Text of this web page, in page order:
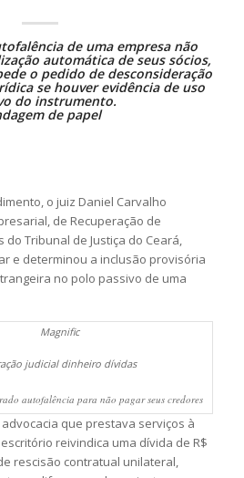
de uma empresa não
automática de seus sócios,
o pedido de desconsideração
se houver evidência de uso
do instrumento.
de papel
o juiz Daniel Carvalho
de Recuperação de
do Tribunal de Justiça do Ceará,
e determinou a inclusão provisória
no polo passivo de uma
Magnific
autofalência para não pagar seus credores
que prestava serviços à
reivindica uma dívida de R$
rescisão contratual unilateral,